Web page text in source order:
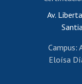
Av.
Campus:
Eloísa